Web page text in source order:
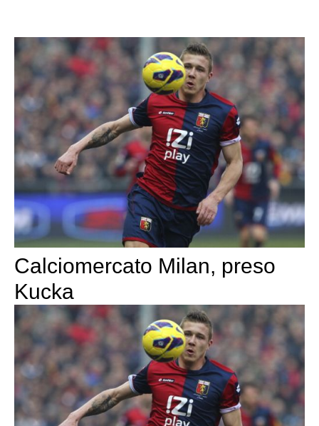
Calciomercato Milan, preso
Kucka